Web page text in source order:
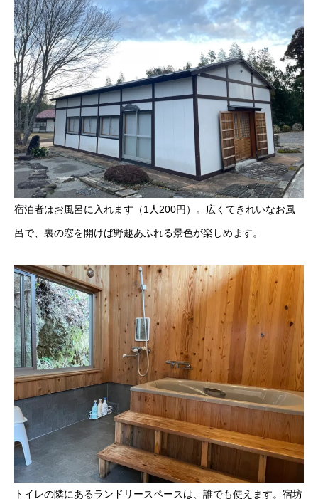
宿泊者はお風呂に入れます（1人200円）。広くてきれいなお風
呂で、裏の窓を開けば野趣あふれる景色が楽しめます。
トイレの隣にあるランドリースペースは、誰でも使えます。宿坊